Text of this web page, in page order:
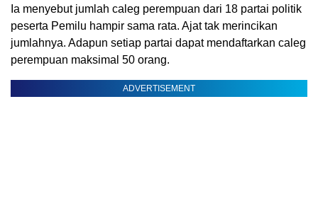
Ia menyebut jumlah caleg perempuan dari 18 partai politik
peserta Pemilu hampir sama rata. Ajat tak merincikan
jumlahnya. Adapun setiap partai dapat mendaftarkan caleg
perempuan maksimal 50 orang.
ADVERTISEMENT